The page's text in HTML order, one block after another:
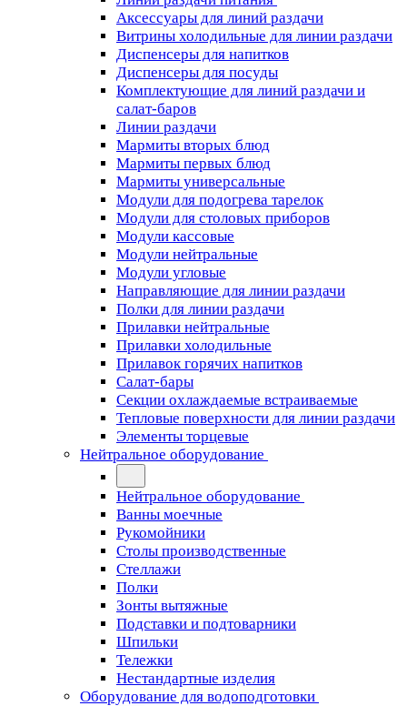
Аксессуары для линий раздачи
Витрины холодильные для линии раздачи
Диспенсеры для напитков
Диспенсеры для посуды
Комплектующие для линий раздачи и
салат-баров
Линии раздачи
Мармиты вторых блюд
Мармиты первых блюд
Мармиты универсальные
Модули для подогрева тарелок
Модули для столовых приборов
Модули кассовые
Модули нейтральные
Модули угловые
Направляющие для линии раздачи
Полки для линии раздачи
Прилавки нейтральные
Прилавки холодильные
Прилавок горячих напитков
Салат-бары
Секции охлаждаемые встраиваемые
Тепловые поверхности для линии раздачи
Элементы торцевые
Нейтральное оборудование
Нейтральное оборудование
Ванны моечные
Рукомойники
Столы производственные
Стеллажи
Полки
Зонты вытяжные
Подставки и подтоварники
Шпильки
Тележки
Нестандартные изделия
Оборудование для водоподготовки